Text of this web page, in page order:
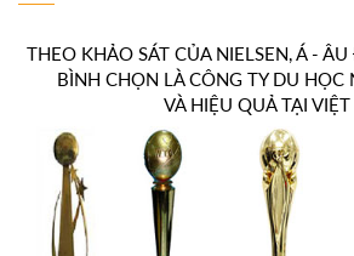
THEO KHẢO SÁT CỦA NIELSEN, Á -
BÌNH CHỌN LÀ CÔNG TY DU HỌC
VÀ HIỆU QUẢ TẠI